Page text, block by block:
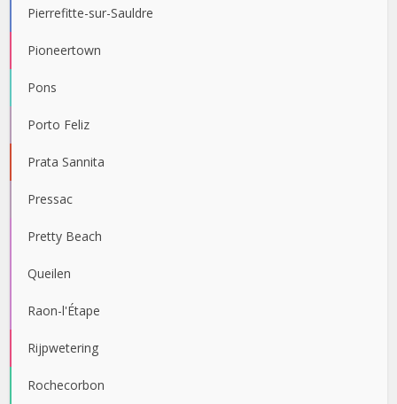
Pierrefitte-sur-Sauldre
Pioneertown
Pons
Porto Feliz
Prata Sannita
Pressac
Pretty Beach
Queilen
Raon-l'Étape
Rijpwetering
Rochecorbon